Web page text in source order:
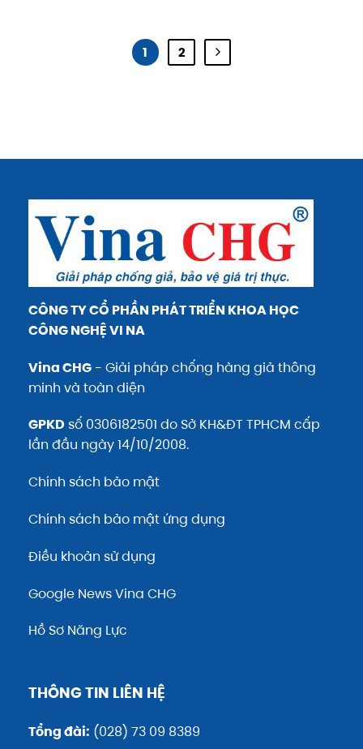
1 2
CÔNG TY CỔ PHẦN PHÁT TRIỂN KHOA HỌC
CÔNG NGHỆ VI NA
Vina CHG - Giải pháp chống hàng giả thông
minh và toàn diện
GPKD số 0306182501 do Sở KH&ĐT TPHCM cấp
lần đầu ngày 14/10/2008.
Chính sách bảo mật
Chính sách bảo mật ứng dụng
Điều khoản sử dụng
Google News Vina CHG
Hồ Sơ Năng Lực
THÔNG TIN LIÊN HỆ
Tổng đài: (028) 73 09 8389